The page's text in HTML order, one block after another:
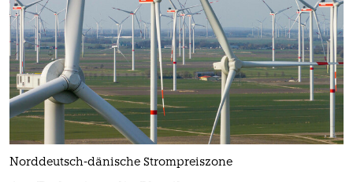
wahrheit
verlag
verlag
veranstaltungen
shop
fragen & hilfe
Norddeutsch-dänische Strompreiszone